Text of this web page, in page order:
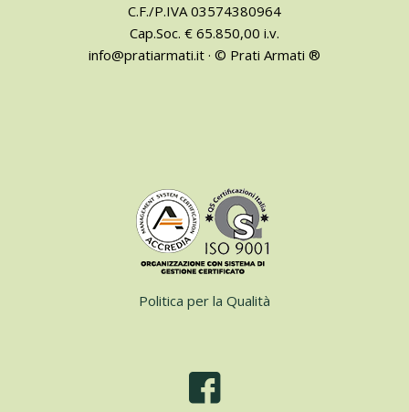
C.F./P.IVA 03574380964
Cap.Soc. € 65.850,00 i.v.
info@pratiarmati.it · © Prati Armati ®
Politica per la Qualità